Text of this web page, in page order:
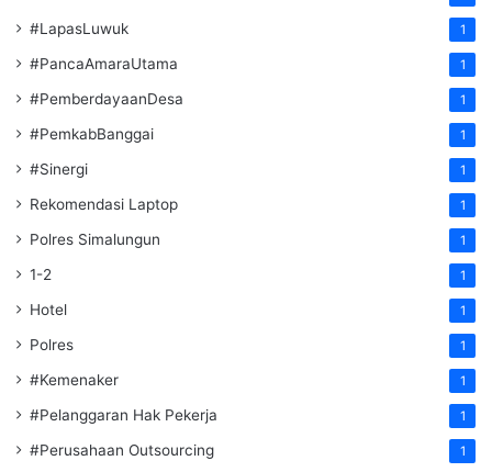
#LapasLuwuk 1
#PancaAmaraUtama 1
#PemberdayaanDesa 1
#PemkabBanggai 1
#Sinergi 1
Rekomendasi Laptop 1
Polres Simalungun 1
1-2 1
Hotel 1
Polres 1
#Kemenaker 1
#Pelanggaran Hak Pekerja 1
#Perusahaan Outsourcing 1